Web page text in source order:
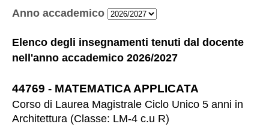
Anno accademico
Elenco degli insegnamenti tenuti dal docente
nell'anno accademico 2026/2027
44769 - MATEMATICA APPLICATA
Corso di Laurea Magistrale Ciclo Unico 5 anni in
Architettura(Classe: LM-4 c.u R)